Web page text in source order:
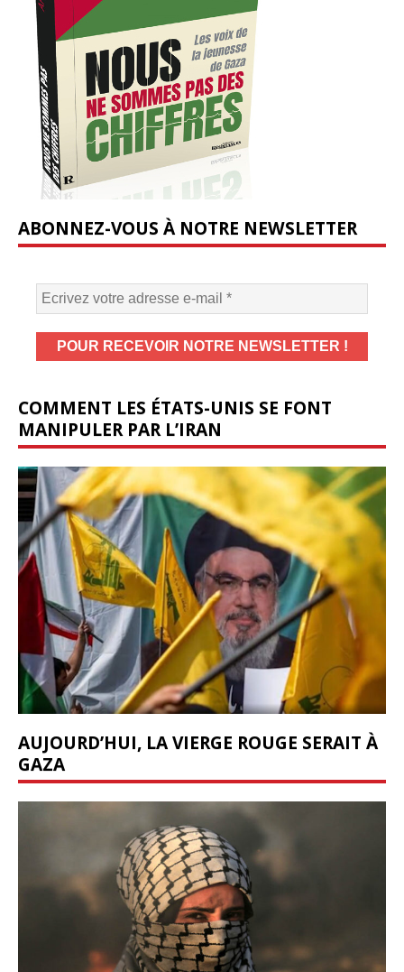
ABONNEZ-VOUS À NOTRE NEWSLETTER
COMMENT LES ÉTATS-UNIS SE FONT
MANIPULER PAR L’IRAN
AUJOURD’HUI, LA VIERGE ROUGE SERAIT À
GAZA